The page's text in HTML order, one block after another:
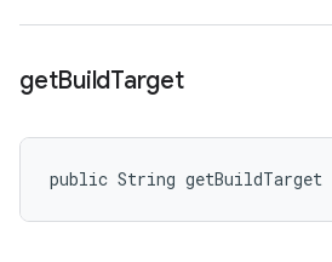
getBuildTarget
public String